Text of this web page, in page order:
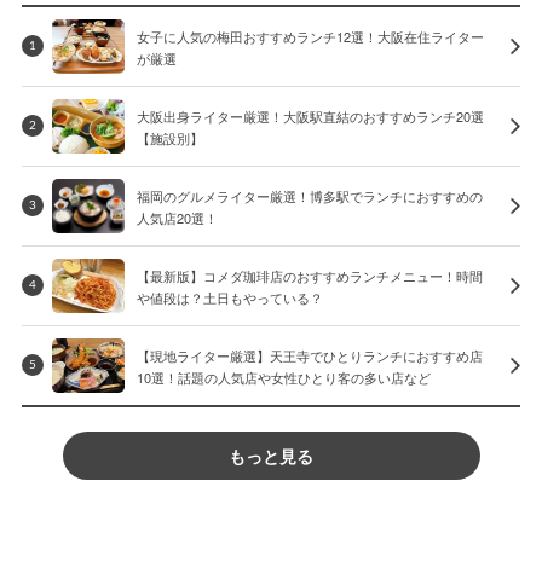
1
女子に人気の梅田おすすめランチ12選！大阪在住ライター
が厳選
2
大阪出身ライター厳選！大阪駅直結のおすすめランチ20選
【施設別】
3
福岡のグルメライター厳選！博多駅でランチにおすすめの
人気店20選！
4
【最新版】コメダ珈琲店のおすすめランチメニュー！時間
や値段は？土日もやっている？
5
【現地ライター厳選】天王寺でひとりランチにおすすめ店
10選！話題の人気店や女性ひとり客の多い店など
もっと見る